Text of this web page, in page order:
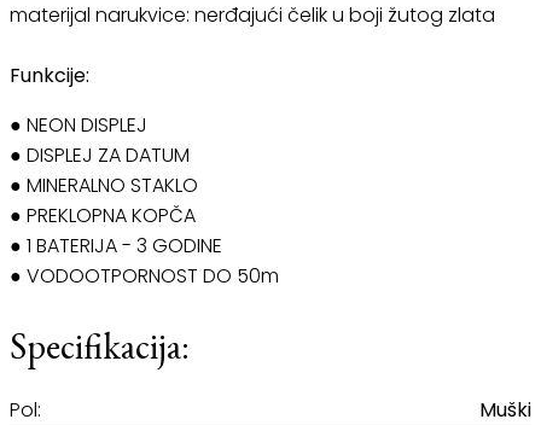
materijal narukvice: nerđajući čelik u boji žutog zlata
Funkcije:
● NEON DISPLEJ
● DISPLEJ ZA DATUM
● MINERALNO STAKLO
● PREKLOPNA KOPČA
● 1 BATERIJA - 3 GODINE
● VODOOTPORNOST DO 50m
Specifikacija:
Pol:
Muški